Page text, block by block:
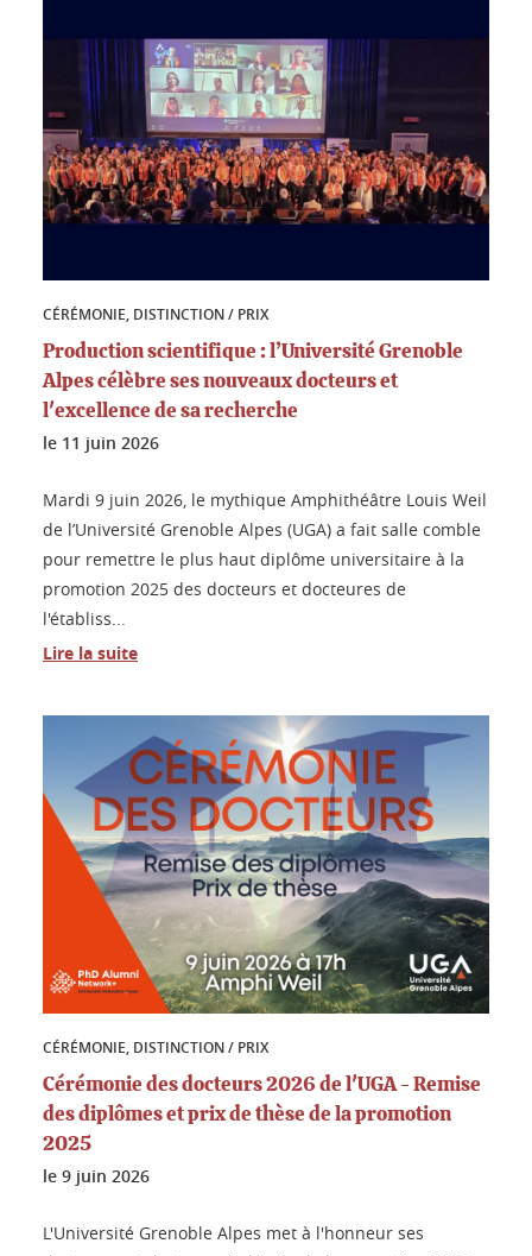
CÉRÉMONIE, DISTINCTION / PRIX
Production scientifique : l’Université Grenoble
Alpes célèbre ses nouveaux docteurs et
l'excellence de sa recherche
le 11 juin 2026
Mardi 9 juin 2026, le mythique Amphithéâtre Louis Weil
de l’Université Grenoble Alpes (UGA) a fait salle comble
pour remettre le plus haut diplôme universitaire à la
promotion 2025 des docteurs et docteures de
l'établiss...
Lire la suite
CÉRÉMONIE, DISTINCTION / PRIX
Cérémonie des docteurs 2026 de l'UGA - Remise
des diplômes et prix de thèse de la promotion
2025
le 9 juin 2026
L'Université Grenoble Alpes met à l'honneur ses